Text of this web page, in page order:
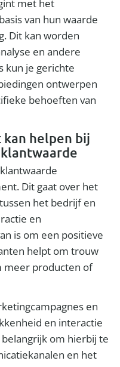
met het
van hun waarde
Dit kan worden
en andere
kun je gerichte
ontwerpen
behoeften van
helpen bij
Dit gaat over het
het bedrijf en
en
is om een positieve
helpt om trouw
meer producten of
en
en interactie
om hierbij te
en het